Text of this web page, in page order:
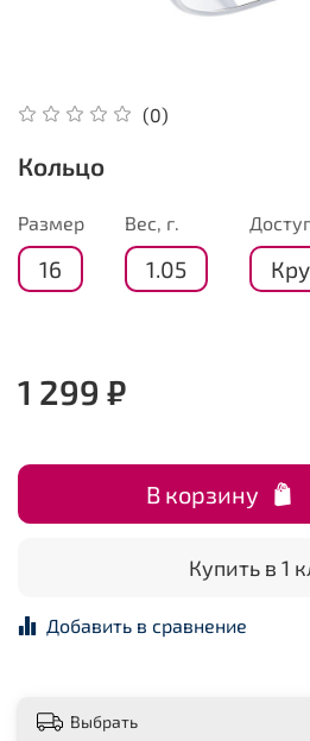
(0)
Кольцо
Размер
16
Вес, г.
1.05
1 299 ₽
В корзину
Купить в 1
Добавить в сравнение
Выбрать